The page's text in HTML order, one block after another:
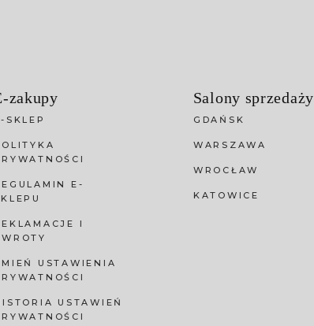
zakupy
SKLEP
E-
I
USTAWIENIA
USTAWIEŃ
Salony sprzedaży
GDAŃSK
WARSZAWA
WROCŁAW
KATOWICE